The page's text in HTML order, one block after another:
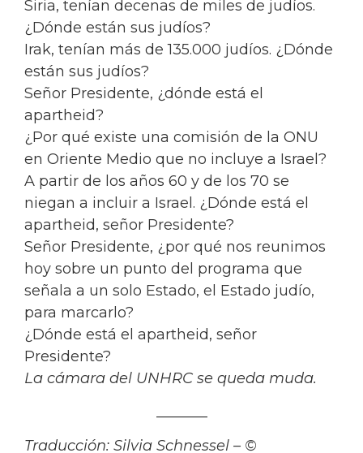
Siria, tenían decenas de miles de judíos.
¿Dónde están sus judíos?
Irak, tenían más de 135.000 judíos. ¿Dónde
están sus judíos?
Señor Presidente, ¿dónde está el
apartheid?
¿Por qué existe una comisión de la ONU
en Oriente Medio que no incluye a Israel?
A partir de los años 60 y de los 70 se
niegan a incluir a Israel. ¿Dónde está el
apartheid, señor Presidente?
Señor Presidente, ¿por qué nos reunimos
hoy sobre un punto del programa que
señala a un solo Estado, el Estado judío,
para marcarlo?
¿Dónde está el apartheid, señor
Presidente?
La cámara del UNHRC se queda muda.
Traducción: Silvia Schnessel – ©